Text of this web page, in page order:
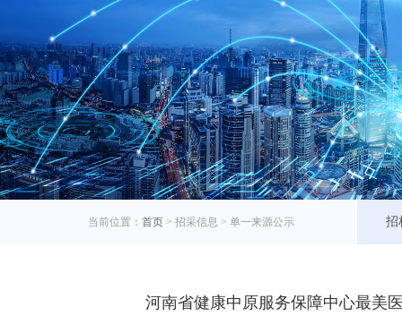
当前位置： 首页 > 招采信息 > 单一来源公示 招
河南省健康中原服务保障中心最美